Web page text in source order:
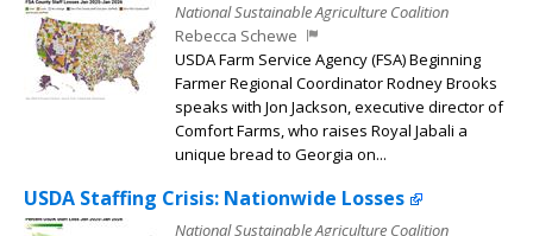
National Sustainable Agriculture Coalition
Rebecca Schewe
USDA Farm Service Agency (FSA) Beginning
Farmer Regional Coordinator Rodney Brooks
speaks with Jon Jackson, executive director of
Comfort Farms, who raises Royal Jabali a
unique bread to Georgia on...
USDA Staffing Crisis: Nationwide Losses
National Sustainable Agriculture Coalition